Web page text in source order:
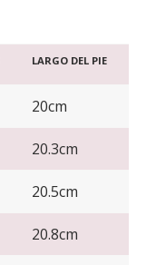
LARGO DEL PIE
20cm
20.3cm
20.5cm
20.8cm